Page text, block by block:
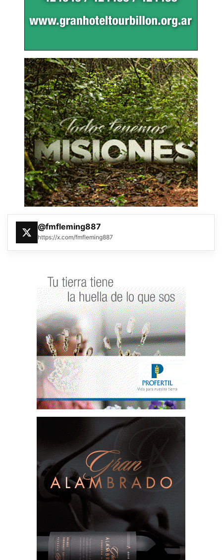
@fmfleming887
https://x.com/fmfleming887